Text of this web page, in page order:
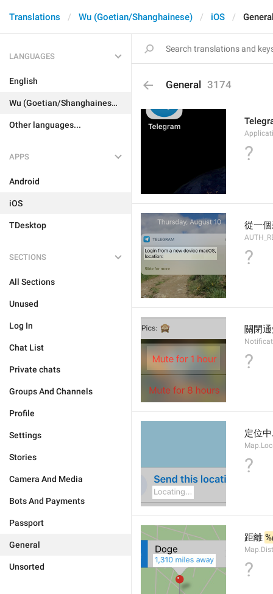
Translations Wu (Goetian/Shanghainese) iOS
LANGUAGES
English
Wu (Goetian/Shanghainese)
Other languages...
APPS
Android
iOS
TDesktop
SECTIONS
All Sections
Unused
Log In
Chat List
Private chats
Groups And Channels
Profile
Settings
Stories
Camera And Media
Bots And Payments
Passport
General
Unsorted
General 3174
?
從一
?
關閉
?
定位
?
距離
?